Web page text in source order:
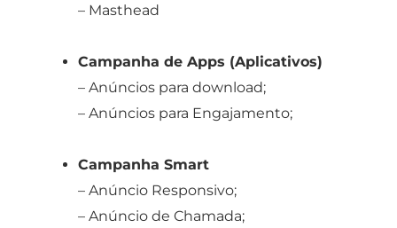
– Masthead
Campanha de Apps (Aplicativos)
– Anúncios para download;
– Anúncios para Engajamento;
Campanha Smart
– Anúncio Responsivo;
– Anúncio de Chamada;